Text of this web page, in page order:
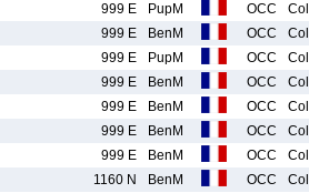
999 E PupM OCC
999 E BenM OCC
999 E PupM OCC
999 E BenM OCC
999 E BenM OCC
999 E BenM OCC
999 E BenM OCC
1160 N BenM OCC